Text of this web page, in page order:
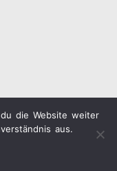
die Website weiter
aus.